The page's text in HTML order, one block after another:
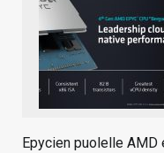
Epycien puolelle